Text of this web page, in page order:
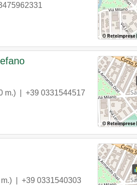
m.) | +39 0331544517
m.) | +39 0331540303